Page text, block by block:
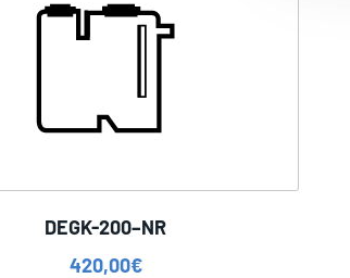
DEGK-200–NR
420,00€